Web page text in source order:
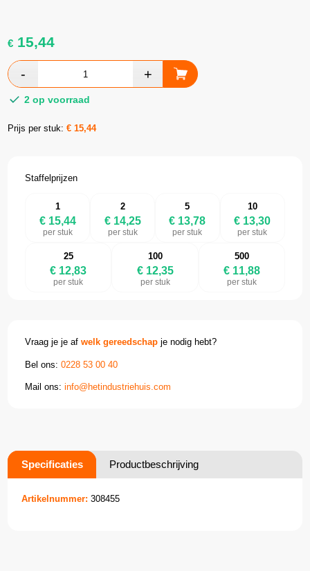
€ 15,44
2 op voorraad
Prijs per stuk:€15,44
Staffelprijzen
1
€ 15,44
per stuk
2
€ 14,25
per stuk
5
€ 13,78
per stuk
10
€ 13,30
per stuk
25
€ 12,83
per stuk
100
€ 12,35
per stuk
500
€ 11,88
per stuk
Vraag je je afwelk gereedschap je nodig hebt?
Bel ons:0228 53 00 40
Mail ons:info@hetindustriehuis.com
Specificaties Productbeschrijving
Artikelnummer: 308455